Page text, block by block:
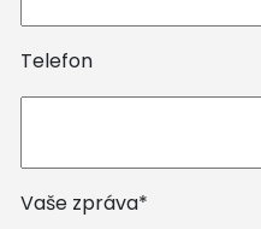
Telefon
Vaše zpráva*